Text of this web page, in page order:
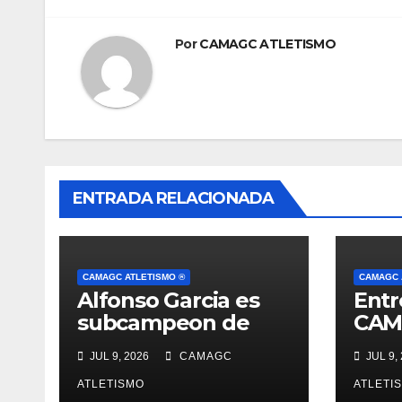
PorCAMAGC ATLETISMO
ENTRADA RELACIONADA
CAMAGC ATLETISMO ®
Alfonso Garcia es
subcampeon de
Andalucía absoluto
en salto de altura
con 2.04 (record
JUL 9, 2026 CAMAGC
ATLETISMO
CAMAGC
JUL 9,